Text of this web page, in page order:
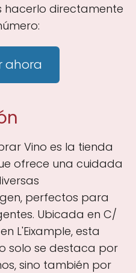
hacerlo directamente
ahora
Vino es la tienda
ofrece una cuidada
perfectos para
Ubicada en C/
L'Eixample, esta
solo se destaca por
sino también por